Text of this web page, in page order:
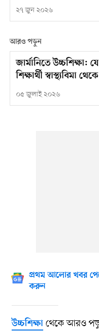
২৭ জুন ২০২৬
আরও পড়ুন
জার্মানিতে উচ্চশিক্ষা:
শিক্ষার্থী স্বাস্থ্যবিমা
০৫ জুলাই ২০২৬
প্রথম আলোর খবর
করুন
উচ্চশিক্ষাথেকে আরও